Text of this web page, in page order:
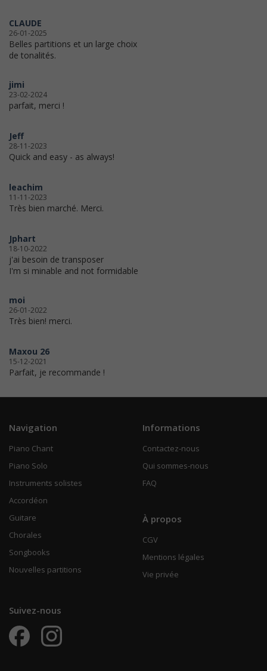
CLAUDE
26-01-2025
Belles partitions et un large choix
de tonalités.
jimi
23-02-2024
parfait, merci !
Jeff
28-11-2023
Quick and easy - as always!
leachim
11-11-2023
Très bien marché. Merci.
Jphart
18-10-2022
j'ai besoin de transposer
I'm si minable and not formidable
moi
26-01-2022
Très bien! merci.
Maxou 26
15-12-2021
Parfait, je recommande !
Navigation
Piano Chant
Piano Solo
Instruments solistes
Accordéon
Guitare
Chorales
Songbooks
Nouvelles partitions
Informations
Contactez-nous
Qui sommes-nous
FAQ
À propos
CGV
Mentions légales
Vie privée
Suivez-nous